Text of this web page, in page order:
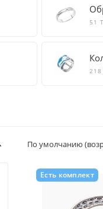
51
По умолчанию
Есть комплект